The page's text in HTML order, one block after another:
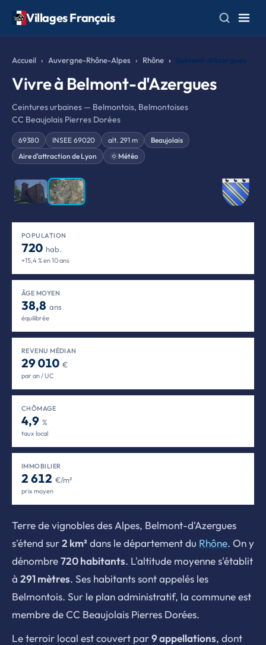
Villages Français
Accueil Auvergne-Rhône-Alpes Rhône Belmont-d'Azergues
Vivre à Belmont-d'Azergues
Ceintures urbaines — Belmontois, Belmontoises
CC Beaujolais Pierres Dorées
69380 INSEE 69020 alt. 291 m
Beaujolais
Aire d'attraction de Lyon
Météo
POPULATION
720 hab.
+15,4 % en 10 ans
ÂGE MOYEN
38,8 ans
équilibrée
REVENU MÉDIAN
29 010 €
par an / UC
CHÔMAGE
4,9 %
taux local
IMMOBILIER
2 612 €/m²
prix moyen
Terre de vignobles des Alpes, Belmont-d'Azergues
s'étend sur2 km²dans le département du Rhône. On y
dénombre720 habitants. L'altitude moyenne s'établit
à 291 mètres. Ses habitants sont appelés les
Belmontois. Sur le plan administratif, la commune est
membre de CC Beaujolais Pierres Dorées.
Le terroir local est couvert par9 appellations, dont